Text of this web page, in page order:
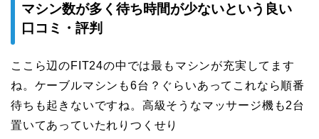
マシン数が多く待ち時間が少ないという良い
口コミ・評判
ここら辺のFIT24の中では最もマシンが充実してます
ね。ケーブルマシンも6台？ぐらいあってこれなら順番
待ちも起きないですね。高級そうなマッサージ機も2台
置いてあっていたれりつくせり